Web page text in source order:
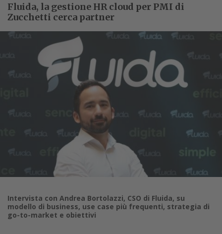
Fluida, la gestione HR cloud per PMI di
Zucchetti cerca partner
Intervista con Andrea Bortolazzi, CSO di Fluida, su
modello di business, use case più frequenti, strategia di
go-to-market e obiettivi